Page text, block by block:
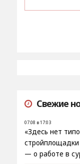
Свежие
07.08 в 17:03
«Здесь нет
— о работе в